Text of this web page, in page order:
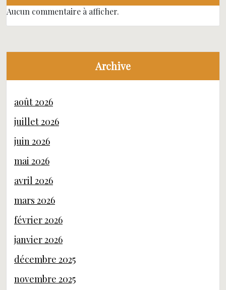
Aucun commentaire à afficher.
Archive
août 2026
juillet 2026
juin 2026
mai 2026
avril 2026
mars 2026
février 2026
janvier 2026
décembre 2025
novembre 2025